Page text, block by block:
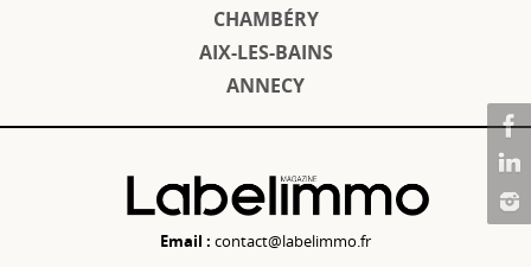
CHAMBÉRY
AIX-LES-BAINS
ANNECY
Email : contact@labelimmo.fr